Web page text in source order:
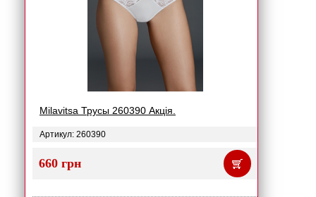
Milavitsa Трусы 260390 Акція.
Артикул: 260390
660 грн